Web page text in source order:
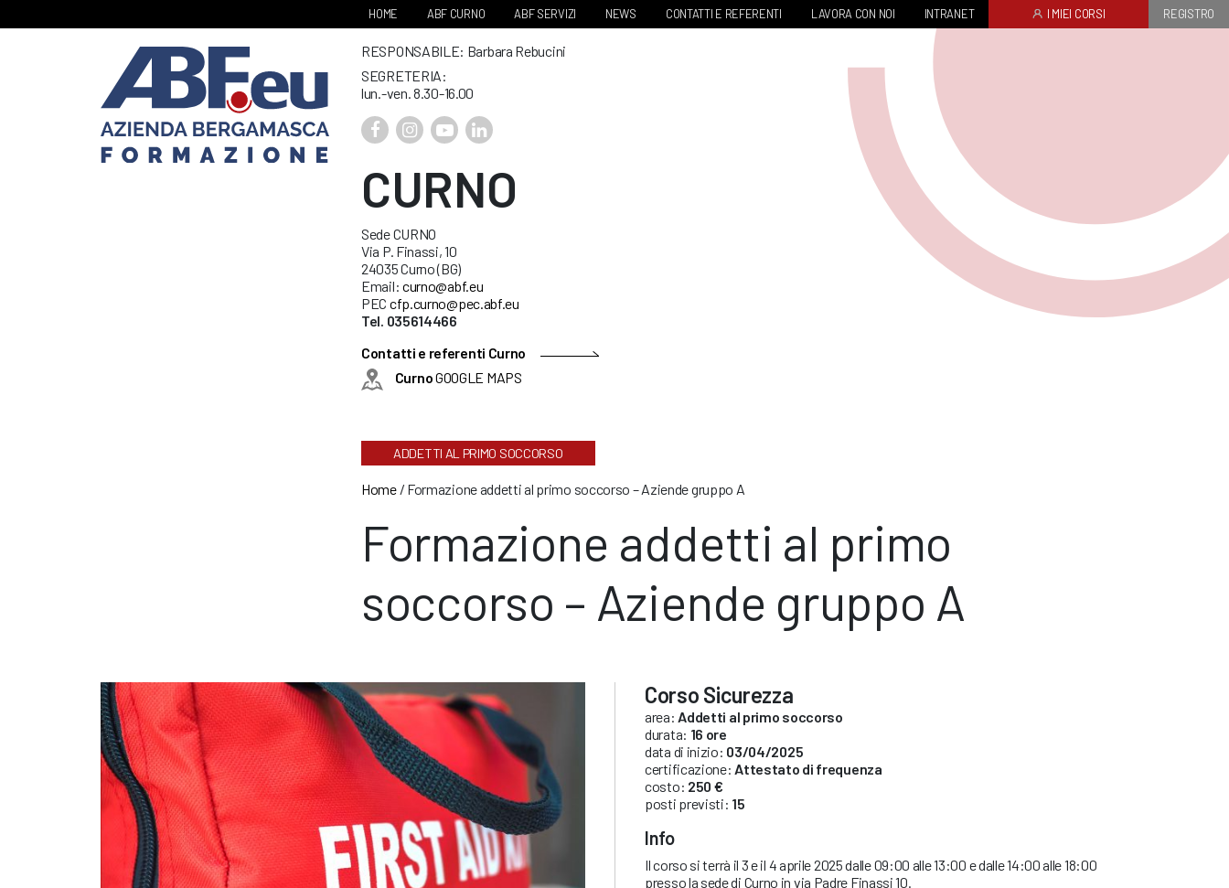
HOME ABF CURNO ABF SERVIZI NEWS CONTATTI E REFERENTI LAVORA CON NOI INTRANET I MIEI CORSI REGISTRO
RESPONSABILE: Barbara Rebucini
SEGRETERIA:
lun.-ven. 8.30-16.00
CURNO
Sede CURNO
Via P. Finassi, 10
24035 Curno (BG)
Email: curno@abf.eu
PEC cfp.curno@pec.abf.eu
Tel. 035614466
Contatti e referenti Curno
CurnoGOOGLE MAPS
ADDETTI AL PRIMO SOCCORSO
Home/ Formazione addetti al primo soccorso – Aziende gruppo A
Formazione addetti al primo
soccorso – Aziende gruppo A
Corso Sicurezza
area: Addetti al primo soccorso
durata: 16 ore
data di inizio: 03/04/2025
certificazione: Attestato di frequenza
costo: 250 €
posti previsti: 15
Info
Il corso si terrà il 3 e il 4 aprile 2025 dalle 09:00 alle 13:00 e dalle 14:00 alle 18:00
presso la sede di Curno in via Padre Finassi 10.